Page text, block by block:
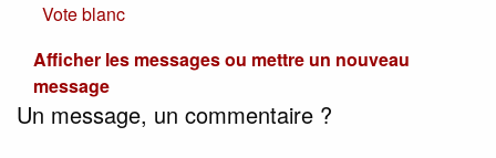
Vote blanc
Afficher les messages ou mettre un nouveau
message
Un message, un commentaire ?